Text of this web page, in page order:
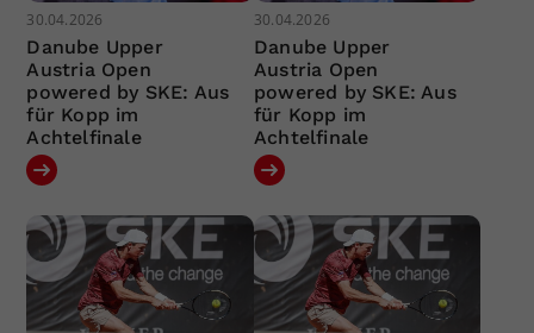
30.04.2026
Danube Upper
Austria Open
powered by SKE: Aus
für Kopp im
Achtelfinale
30.04.2026
Danube Upper
Austria Open
powered by SKE: Aus
für Kopp im
Achtelfinale